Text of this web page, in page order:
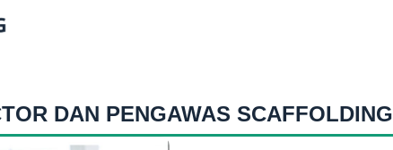
DAN PENGAWAS SCAFFOLDING